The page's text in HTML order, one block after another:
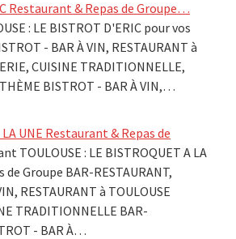
Restaurant & Repas de Groupe…
: LE BISTROT D'ERIC pour vos
- BAR À VIN, RESTAURANT à
CUISINE TRADITIONNELLE,
BISTROT - BAR À VIN,…
LA UNE Restaurant & Repas de
TOULOUSE : LE BISTROQUET A LA
de Groupe BAR-RESTAURANT,
RESTAURANT à TOULOUSE
TRADITIONNELLE BAR-
- BAR À…